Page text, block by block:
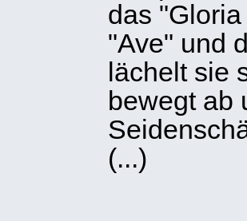
das
"Ave" und
lächelt sie
bewegt ab
(...)